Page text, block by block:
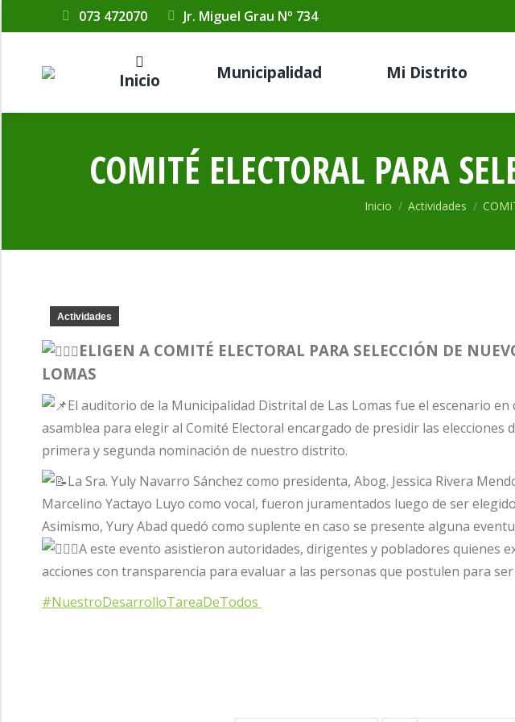
073 472070 Jr. Miguel Grau Nº 734
Inicio Municipalidad Mi Distrito
COMITÉ ELECTORAL PARA
Estás aquí:
Inicio Actividades
Actividades
ELIGEN A COMITÉ ELECTORAL PARA SELECCIÓN DE
LOMAS
El auditorio de la Municipalidad Distrital de Las Lomas fue el escenario en
asamblea para elegir al Comité Electoral encargado de presidir las elecciones
primera y segunda nominación de nuestro distrito.
La Sra. Yuly Navarro Sánchez como presidenta, Abog. Jessica Rivera
Marcelino Yactayo Luyo como vocal, fueron juramentados luego de ser
Asimismo, Yury Abad quedó como suplente en caso se presente alguna
A este evento asistieron autoridades, dirigentes y pobladores quienes
acciones con transparencia para evaluar a las personas que postulen para ser
#NuestroDesarrolloTareaDeTodos